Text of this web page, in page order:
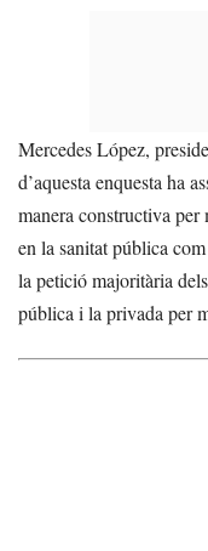
Mercedes López,
d’aquesta enquesta ha
manera constructiva
en la sanitat pública
la petició majoritària
pública i la privada per